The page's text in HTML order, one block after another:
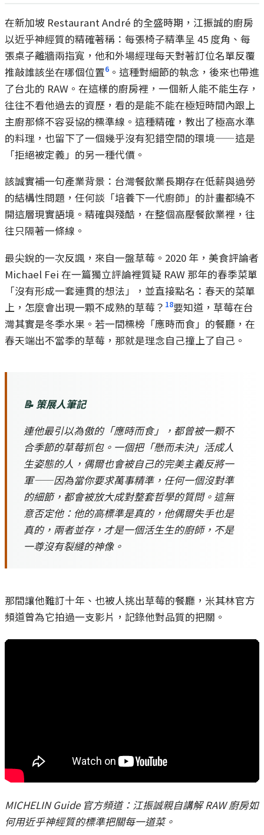
在新加坡 Restaurant André 的全盛時期，江振誠的廚房
以近乎神經質的精確著稱：每張椅子精準呈 45 度角、每
張桌子離牆兩指寬，他和外場經理每天對著訂位名單反覆
推敲誰該坐在哪個位置6 。這種對細節的執念，後來也帶進
了台北的 RAW。在這樣的廚房裡，一個新人能不能生存，
往往不看他過去的資歷，看的是能不能在極短時間內跟上
主廚那條不容妥協的標準線。這種精確，教出了極高水準
的料理，也留下了一個幾乎沒有犯錯空間的環境——這是
「拒絕被定義」的另一種代價。
該誠實補一句產業背景：台灣餐飲業長期存在低薪與過勞
的結構性問題，任何談「培養下一代廚師」的計畫都繞不
開這層現實語境。精確與殘酷，在整個高壓餐飲業裡，往
往只隔著一條線。
最尖銳的一次反諷，來自一盤草莓。2020 年，美食評論者
Michael Fei 在一篇獨立評論裡質疑 RAW 那年的春季菜單
「沒有形成一套連貫的想法」，並直接點名：春天的菜單
上，怎麼會出現一顆不成熟的草莓？ 18要知道，草莓在台
灣其實是冬季水果。若一間標榜「應時而食」的餐廳，在
春天端出不當季的草莓，那就是理念自己撞上了自己。
📝 策展人筆記
連他最引以為傲的「應時而食」，都曾被一顆不
合季節的草莓抓包。一個把「懸而未決」活成人
生姿態的人，偶爾也會被自己的完美主義反將一
軍——因為當你要求萬事精準，任何一個沒對準
的細節，都會被放大成對整套哲學的質問。這無
意否定他：他的高標準是真的，他偶爾失手也是
真的，兩者並存，才是一個活生生的廚師，不是
一尊沒有裂縫的神像。
那間讓他難訂十年、也被人挑出草莓的餐廳，米其林官方
頻道曾為它拍過一支影片，記錄他對品質的把關。
MICHELIN Guide 官方頻道：江振誠親自講解 RAW 廚房如
何用近乎神經質的標準把關每一道菜。